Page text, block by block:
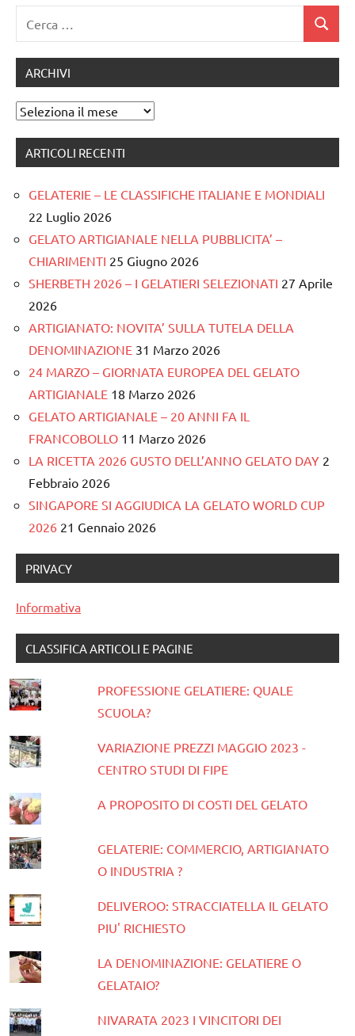
per:
Cerca
ARCHIVI
Archivi
ARTICOLI RECENTI
GELATERIE – LE CLASSIFICHE ITALIANE E MONDIALI
22 Luglio 2026
GELATO ARTIGIANALE NELLA PUBBLICITA’ –
CHIARIMENTI 25 Giugno 2026
SHERBETH 2026 – I GELATIERI SELEZIONATI 27 Aprile
2026
ARTIGIANATO: NOVITA’ SULLA TUTELA DELLA
DENOMINAZIONE 31 Marzo 2026
24 MARZO – GIORNATA EUROPEA DEL GELATO
ARTIGIANALE 18 Marzo 2026
GELATO ARTIGIANALE – 20 ANNI FA IL
FRANCOBOLLO 11 Marzo 2026
LA RICETTA 2026 GUSTO DELL’ANNO GELATO DAY 2
Febbraio 2026
SINGAPORE SI AGGIUDICA LA GELATO WORLD CUP
2026 21 Gennaio 2026
PRIVACY
Informativa
CLASSIFICA ARTICOLI E PAGINE
PROFESSIONE GELATIERE: QUALE
SCUOLA?
VARIAZIONE PREZZI MAGGIO 2023 -
CENTRO STUDI DI FIPE
A PROPOSITO DI COSTI DEL GELATO
GELATERIE: COMMERCIO, ARTIGIANATO
O INDUSTRIA ?
DELIVEROO: STRACCIATELLA IL GELATO
PIU' RICHIESTO
LA DENOMINAZIONE: GELATIERE O
GELATAIO?
NIVARATA 2023 I VINCITORI DEI